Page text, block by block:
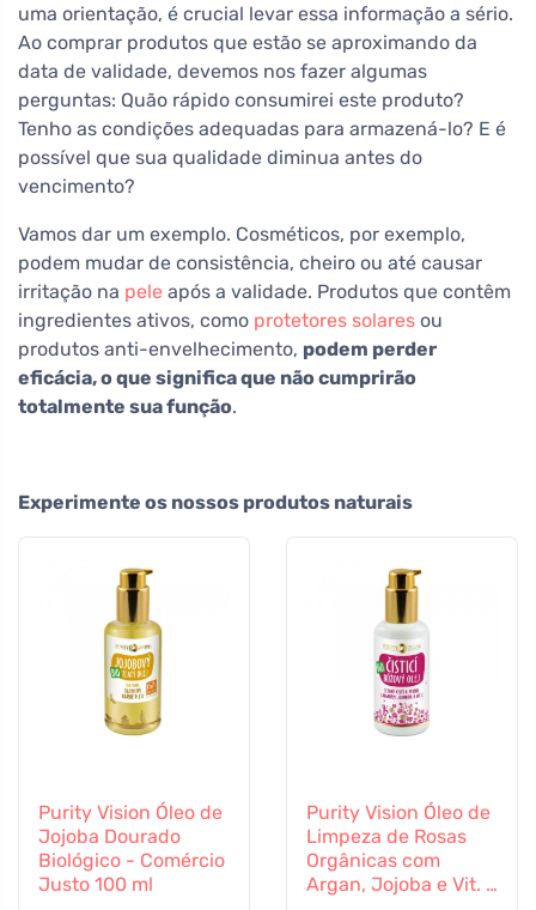
uma orientação, é crucial levar essa informação a sério.
Ao comprar produtos que estão se aproximando da
data de validade, devemos nos fazer algumas
perguntas: Quão rápido consumirei este produto?
Tenho as condições adequadas para armazená-lo? E é
possível que sua qualidade diminua antes do
vencimento?
Vamos dar um exemplo. Cosméticos, por exemplo,
podem mudar de consistência, cheiro ou até causar
irritação na pele após a validade. Produtos que contêm
ingredientes ativos, como protetores solares ou
produtos anti-envelhecimento, podem perder
eficácia, o que significa que não cumprirão
totalmente sua função.
Experimente os nossos produtos naturais
Purity Vision Óleo de
Jojoba Dourado
Biológico - Comércio
Justo 100 ml
Purity Vision Óleo de
Limpeza de Rosas
Orgânicas com
Argan, Jojoba e Vit. E